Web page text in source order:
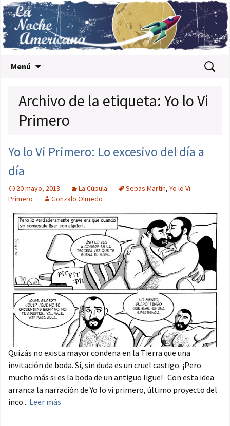
Menú Buscar:
Archivo de la etiqueta: Yo lo Vi
Primero
Yo lo Vi Primero: Lo excesivo del día a
día
20 mayo, 2013 La Cúpula Sebas Martín, Yo lo Vi
Primero
Gonzalo Olmedo
Quizás no exista mayor condena en la Tierra que una
invitación de boda. Sí, sin duda es un cruel castigo. ¡Pero
mucho más si es la boda de un antiguo ligue! Con esta idea
arranca la narración de Yo lo vi primero, último proyecto del
inco... Leer más